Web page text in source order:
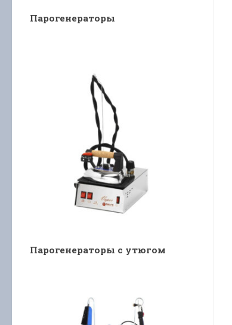
Парогенераторы
Парогенераторы с утюгом